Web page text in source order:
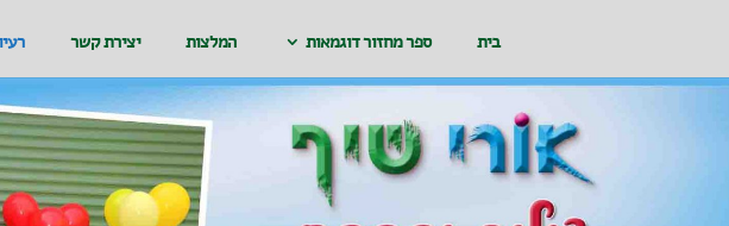
בית ספר מחזור דוגמאות המלצות יצירת קשר